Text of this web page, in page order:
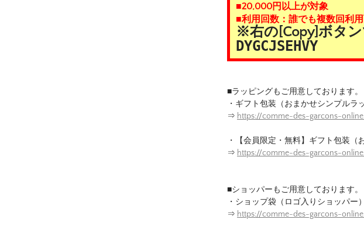
■20,000円以上が対象
■利用回数：誰でも複数回利
※右の[Copy]ボタ
DYGCJSEHVY
■ラッピングもご用意しております。
・ギフト包装（おまかせシンプルラ
⇒ https://comme-des-garcons-
・【会員限定・無料】ギフト包装（
⇒ https://comme-des-garcons-
■ショッパーもご用意しております。
・ショップ袋（ロゴ入りショッパー）
⇒ https://comme-des-garcons-